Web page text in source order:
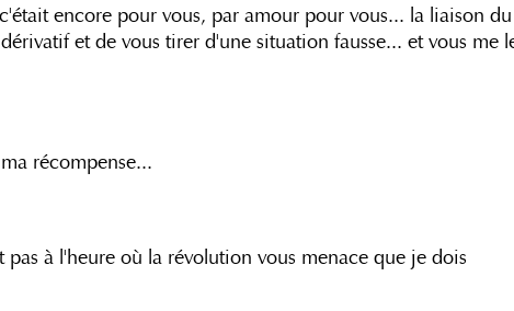
encore pour vous, par amour pour vous... la liaison du
et de vous tirer d'une situation fausse... et vous me
récompense...
à l'heure où la révolution vous menace que je dois